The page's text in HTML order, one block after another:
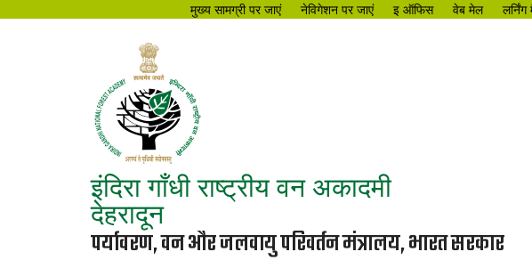
मुख्य सामग्री पर जाएं नेविगेशन पर जाएं इ ऑफिस वेब मेल
इंदिरा गाँधी राष्ट्रीय वन अकादमी
देहरादून
पर्यावरण, वन और जलवायु परिवर्तन मंत्रालय, भारत सरकार